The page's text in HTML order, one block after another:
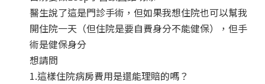
醫生說了這是門診手術，但如果我想住院也可以幫我
開住院一天（但住院是要自費身分不能健保），但手
術是健保身分
想請問
1.這樣住院病房費用是還能理賠的嗎？